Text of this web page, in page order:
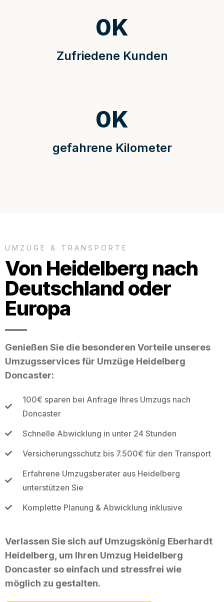
Zufriedene Kunden
0K
gefahrene Kilometer
0K
UMZÜGE & TRANSPORTE
Von Heidelberg nach
Deutschland oder
Europa
Genießen Sie die besonderen Vorteile unseres
Umzugsservices für Umzüge Heidelberg
Doncaster:
100€ sparen bei Anfrage Ihres Umzugs nach
Doncaster
Schnelle Abwicklung in unter 24 Stunden
Versicherungsschutz bis 7.500€ für den Transport
Erfahrene Umzugsberater aus Heidelberg
unterstützen Sie
Komplette Planung & Abwicklung inklusive
Verlassen Sie sich auf Umzugskönig Eberhardt
Heidelberg, um Ihren Umzug Heidelberg
Doncaster so einfach und stressfrei wie
möglich zu gestalten.